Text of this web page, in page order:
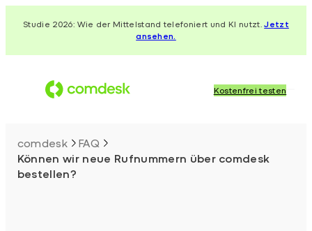
InhaltStudie 2026: Wie der Mittelstand telefoniert und KI nutzt.Jetzt
ansehen.
Kostenfrei testen
comdesk
FAQ
Können wir neue Rufnummern über comdesk
bestellen?